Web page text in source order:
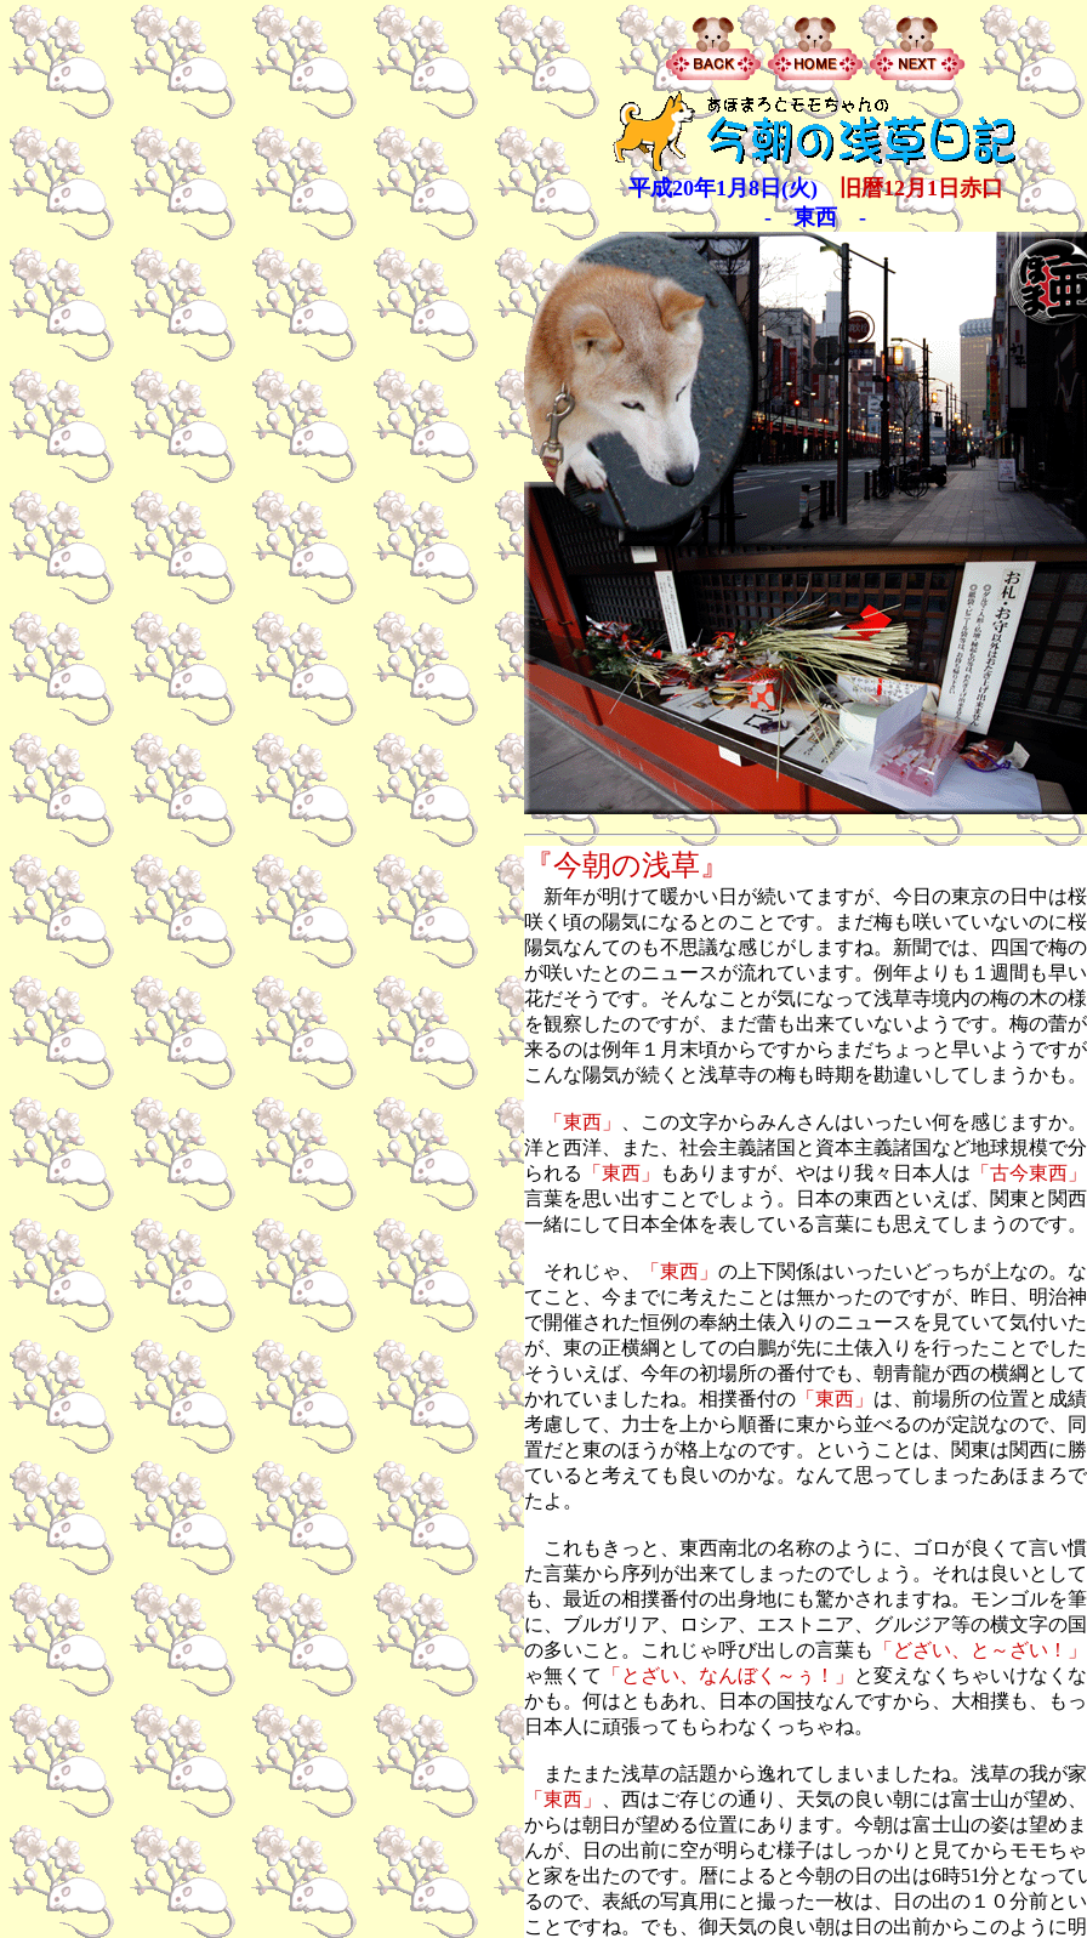
平成20年1月8日(火)
旧暦12月1日赤口
- 東西 -
『今朝の浅草』
新年が明けて暖かい日が続いてますが、今日の東京の日中は
咲く頃の陽気になるとのことです。まだ梅も咲いていないのに
陽気なんてのも不思議な感じがしますね。新聞では、
四国で梅
が咲いたとのニュースが流れています。例年よりも１週間も早
花だそうです。そんなことが気になって浅草寺境内の梅の木の
を観察したのですが、まだ蕾も出来ていないようです。梅の蕾
来るのは例年１月末頃からですからまだちょっと早いようです
こんな陽気が続くと浅草寺の梅も時期を勘違いしてしまうかも。
「東西」
、この文字からみんさんはいったい何を感じますか
洋と西洋、また、社会主義諸国と資本主義諸国など地球規模で
られる
「東西」 もありますが、やはり我々日本人は 「古今東西」
言葉を思い出すことでしょう。日本の東西といえば、関東と関
一緒にして日本全体を表している言葉にも思えてしまうのです。
それじゃ、 「東西」 の上下関係はいったいどっちが上なの。
てこと、今までに考えたことは無かったのですが、昨日、明治
で開催された恒例の奉納土俵入りのニュースを見ていて気付い
が、東の正横綱としての白鵬が先に土俵入りを行ったことでし
そういえば、今年の初場所の番付でも、朝青龍が西の横綱とし
かれていましたね。相撲番付の 「東西」 は、前場所の位置と成
考慮して、力士を上から順番に東から並べるのが定説なので、
置だと東のほうが格上なのです。ということは、関東は関西に
ていると考えても良いのかな。なんて思ってしまったあほまろ
たよ。
これもきっと、東西南北の名称のように、ゴロが良くて言い
た言葉から序列が出来てしまったのでしょう。それは良いとして
も、最近の相撲番付の出身地にも驚かされますね。モンゴルを
に、ブルガリア、ロシア、エストニア、グルジア等の横文字の
の多いこと。これじゃ呼び出しの言葉も
「どざい、と～ざい！」
ゃ無くて
「とざい、なんぼく～ぅ！」
と変えなくちゃいけなく
かも。何はともあれ、日本の国技なんですから、大相撲も、も
日本人に頑張ってもらわなくっちゃね。
またまた浅草の話題から逸れてしまいましたね。浅草の我が
「東西」
、西はご存じの通り、天気の良い朝には富士山が望め
からは朝日が望める位置にあります。今朝は富士山の姿は望め
んが、日の出前に空が明らむ様子はしっかりと見てからモモち
と家を出たのです。暦によると今朝の日の出は6時51分となって
るので、表紙の写真用にと撮った一枚は、日の出の１０分前と
ことですね。でも、御天気の良い朝は日の出前からこのように